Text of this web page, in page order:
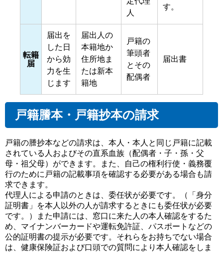
人
す。
転籍
届
届出を
した日
から効
力を生
じます
届出人の
本籍地か
住所地ま
たは新本
籍地
戸籍の
筆頭者
とその
配偶者
届出書
戸籍謄本・戸籍抄本の請求
戸籍の謄抄本などの請求は、本人・本人と同じ戸籍に記載
されている人およびその直系血族（配偶者・子・孫・父
母・祖父母）ができます。また、自己の権利行使・義務覆
行のために戸籍の記載事項を確認する必要がある場合も請
求できます。
代理人による申請のときは、委任状が必要です。（「身分
証明書」を本人以外の人が請求するときにも委任状が必要
です。）また申請には、窓口に来た人の本人確認をするた
め、マイナンバーカードや運転免許証、パスポートなどの
公的証明書の提示が必要です。それらをお持ちでない場合
は、健康保険証および口頭での質問により本人確認をしま